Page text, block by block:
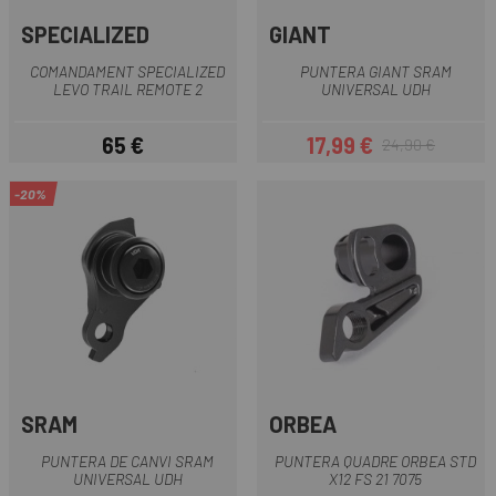
SPECIALIZED
COMANDAMENT SPECIALIZED
LEVO TRAIL REMOTE 2
Preu
65 €
GIANT
PUNTERA GIANT SRAM
UNIVERSAL UDH
Preu
17,99 €Preu regular
24,90 €
-20%
SRAM
PUNTERA DE CANVI SRAM
UNIVERSAL UDH
ORBEA
PUNTERA QUADRE ORBEA STD
X12 FS 21 7075